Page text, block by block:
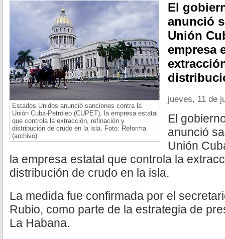
Estados Unidos anunció sanciones contra la
Unión Cuba-Petróleo (CUPET), la empresa estatal
que controla la extracción, refinación y
distribución de crudo en la isla. Foto: Reforma
(archivo)
El
anunció
Unión
empresa
jueves, 11 de
El
anunció
Unión
la empresa estatal que controla la
distribución de crudo en la isla.
La medida fue confirmada por el
Rubio, como parte de la estrategia de
La Habana.